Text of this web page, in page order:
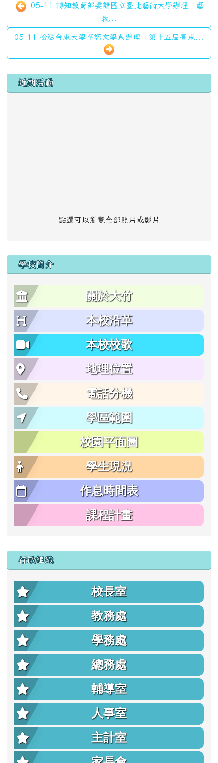
05-11 轉知教育部委請國立臺北藝術大學辦理「藝
教...
05-11 檢送台東大學華語文學系辦理「第十五屆臺東...
左邊區域內容
近期活動
點選可以瀏覽全部照片或影片
學校簡介
關於大竹
本校沿革
本校校歌
地理位置
電話分機
學區範圍
校園平面圖
學生現況
作息時間表
課程計畫
行政組織
校長室
教務處
學務處
總務處
輔導室
人事室
主計室